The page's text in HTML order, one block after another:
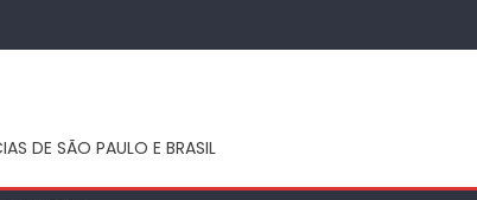
DE SÃO PAULO E BRASIL